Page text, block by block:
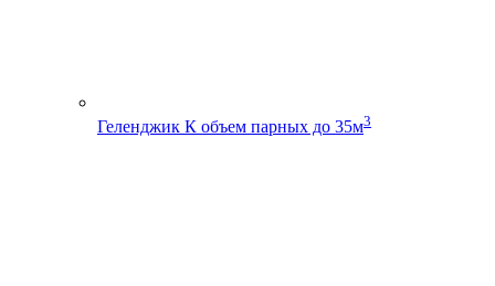
Геленджик К объем парных до 35м3